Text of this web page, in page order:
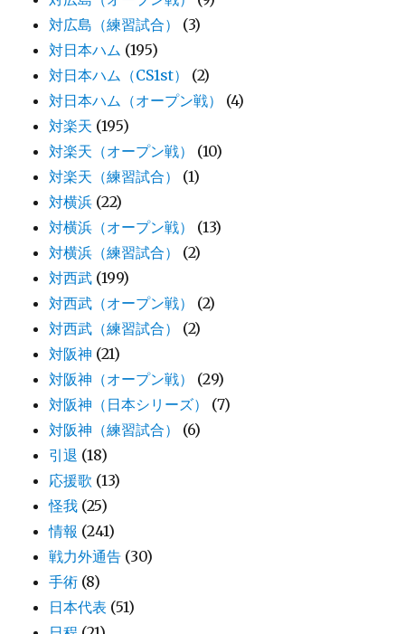
対広島（練習試合）
(3)
対日本ハム (195)
対日本ハム（CS1st）
(2)
対日本ハム（オープン戦）
(4)
対楽天 (195)
対楽天（オープン戦）
(10)
対楽天（練習試合）
(1)
対横浜 (22)
対横浜（オープン戦）
(13)
対横浜（練習試合）
(2)
対西武 (199)
対西武（オープン戦）
(2)
対西武（練習試合）
(2)
対阪神 (21)
対阪神（オープン戦）
(29)
対阪神（日本シリーズ）
(7)
対阪神（練習試合）
(6)
引退 (18)
応援歌 (13)
怪我 (25)
情報 (241)
戦力外通告 (30)
手術 (8)
日本代表 (51)